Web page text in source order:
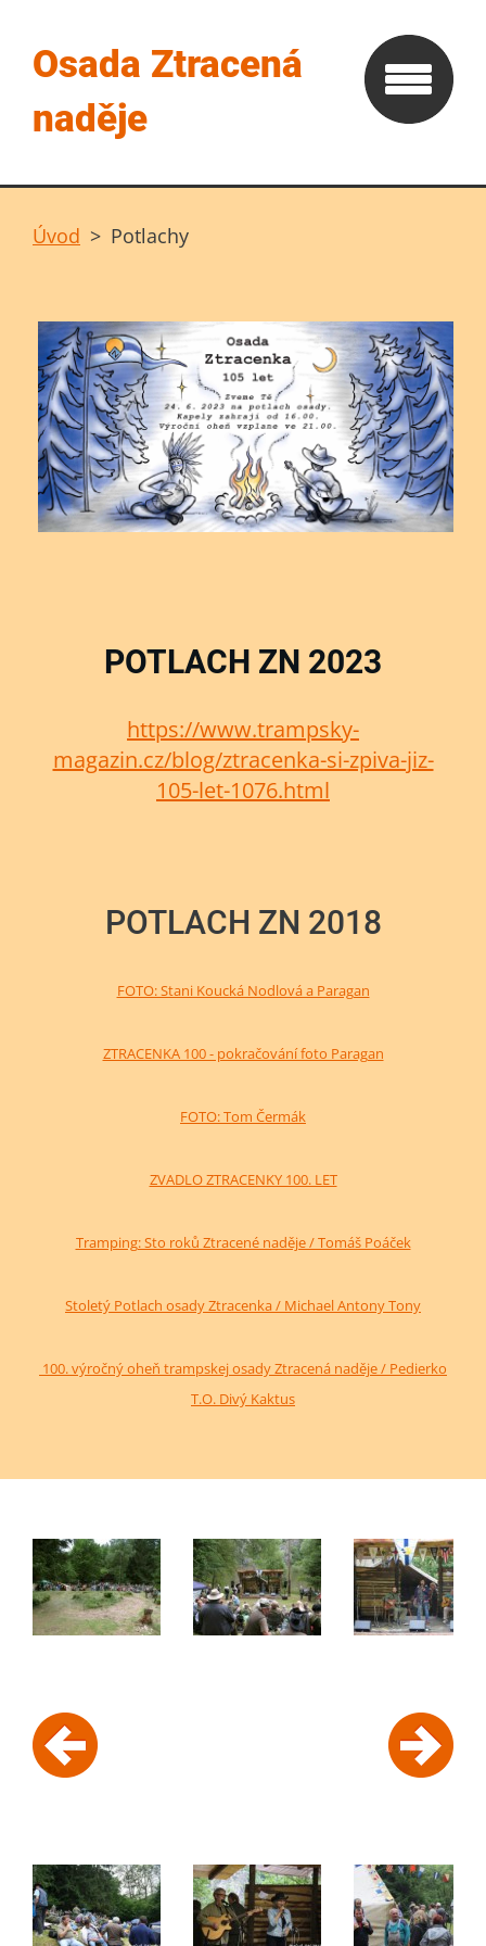
Osada Ztracená
naděje
Úvod > Potlachy
POTLACH ZN 2023
https://www.trampsky-
magazin.cz/blog/ztracenka-si-zpiva-jiz-
105-let-1076.html
POTLACH ZN 2018
FOTO: Stani Koucká Nodlová a Paragan
ZTRACENKA 100 - pokračování foto Paragan
FOTO: Tom Čermák
ZVADLO ZTRACENKY 100. LET
Tramping: Sto roků Ztracené naděje / Tomáš Poáček
Stoletý Potlach osady Ztracenka / Michael Antony Tony
100. výročný oheň trampskej osady Ztracená naděje / Pedierko
T.O. Divý Kaktus